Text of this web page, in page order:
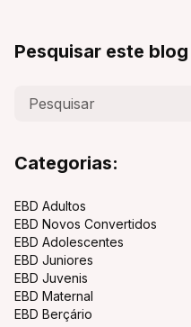
Pesquisar este blog
Categorias:
EBD Adultos
EBD Novos Convertidos
EBD Adolescentes
EBD Juniores
EBD Juvenis
EBD Maternal
EBD Berçário